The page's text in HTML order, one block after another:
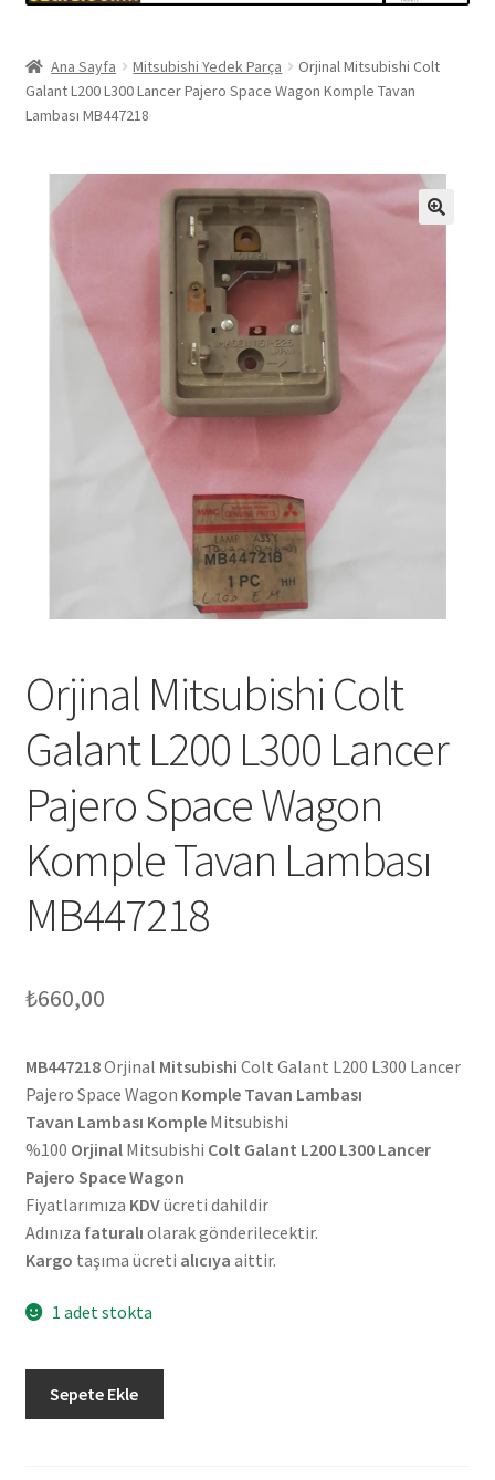
Ana Sayfa Mitsubishi Yedek Parça
Orjinal Mitsubishi Colt
Galant L200 L300 Lancer Pajero Space Wagon Komple Tavan
Lambası MB447218
Orjinal Mitsubishi Colt
Galant L200 L300 Lancer
Pajero Space Wagon
Komple Tavan Lambası
MB447218
₺660,00
MB447218Orjinal Mitsubishi Colt Galant L200 L300 Lancer
Pajero Space Wagon Komple Tavan Lambası
Tavan Lambası KompleMitsubishi
%100 OrjinalMitsubishi Colt Galant L200 L300 Lancer
Pajero Space Wagon
Fiyatlarımıza KDVücreti dahildir
Adınıza faturalı olarak gönderilecektir.
Kargo taşıma ücreti alıcıya aittir.
1 adet stokta
Mitsubishi
Sepete Ekle